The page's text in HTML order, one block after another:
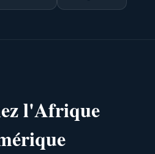
l'Afrique